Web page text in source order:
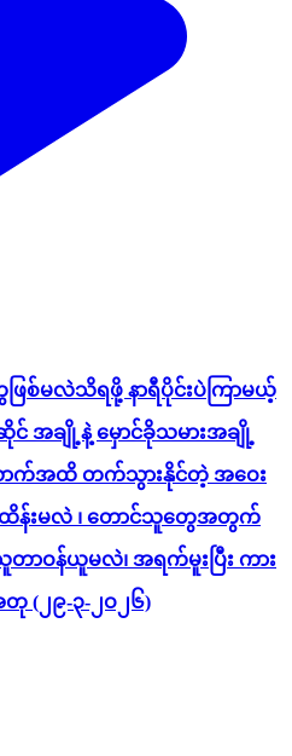
စ်မလဲသိရဖို့ နာရီပိုင်းပဲကြာမယ့်
အချို့နဲ့ မှောင်ခိုသမားအချို့
ာက်အထိ တက်သွားနိုင်တဲ့ အဝေး
န်းမလဲ ၊ တောင်သူတွေအတွက်
ဝန်ယူမလဲ၊ အရက်မူးပြီး ကား
(၂၉-၃-၂ဝ၂၆)